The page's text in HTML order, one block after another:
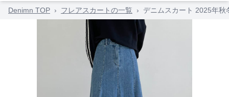
Denimn TOP › フレアスカートの一覧 › デニムスカート 2025年秋